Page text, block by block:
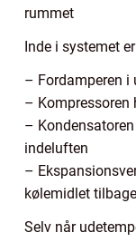
rummet
Inde i systemet
– Fordamperen i
–
–
indeluften
–
kølemidlet
Selv når